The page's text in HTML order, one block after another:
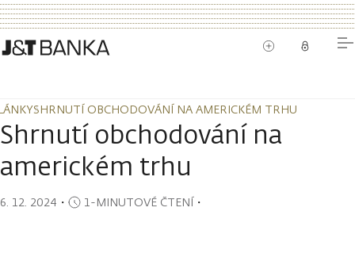
SHRNUTÍ OBCHODOVÁNÍ NA AMERICKÉM TRHU
SHRNUTÍ OBCHODOVÁNÍ NA AMERICKÉM TRHU
Shrnutí obchodování na
americkém trhu
6. 12. 2024 ・ 1-MINUTOVÉ ČTENÍ・